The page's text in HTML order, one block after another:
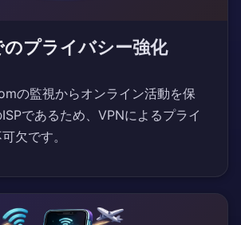
プライバシー強化
の監視からオンライン活動を保
であるため、VPNによるプライ
欠です。